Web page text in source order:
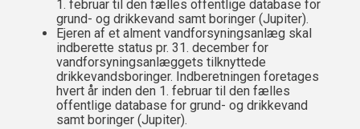
1. februar til den fælles offentlige database for
grund- og drikkevand samt boringer (Jupiter).
Ejeren af et alment vandforsyningsanlæg skal
indberette status pr. 31. december for
vandforsyningsanlæggets tilknyttede
drikkevandsboringer. Indberetningen foretages
hvert år inden den 1. februar til den fælles
offentlige database for grund- og drikkevand
samt boringer (Jupiter).